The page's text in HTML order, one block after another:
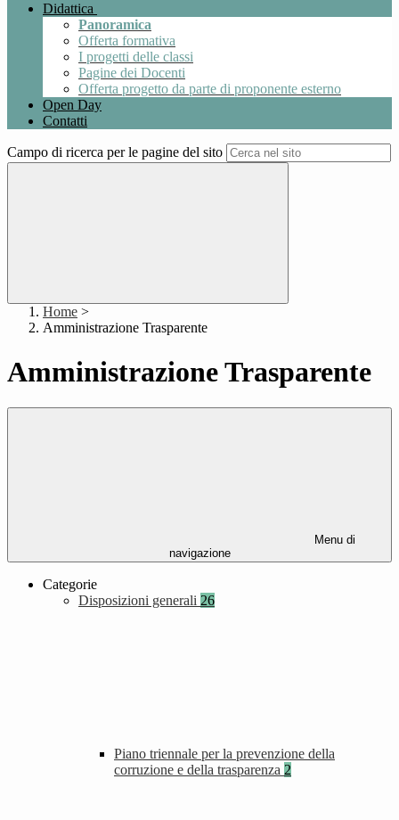
Didattica
Panoramica
Offerta formativa
I progetti delle classi
Pagine dei Docenti
Offerta progetto da parte di proponente esterno
Open Day
Contatti
Campo di ricerca per le pagine del sito
Home >
Amministrazione Trasparente
Amministrazione Trasparente
Menu di
navigazione
Categorie
Disposizioni generali 26
Piano triennale per la prevenzione della
corruzione e della trasparenza 2